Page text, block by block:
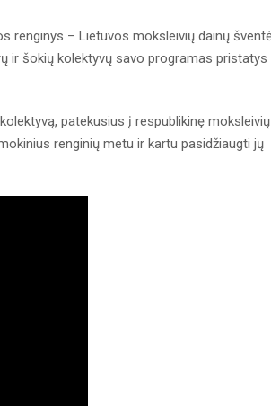
renginys – Lietuvos moksleivių dainų
ir šokių kolektyvų savo programas pristatys
patekusius į respublikinę moksleivių
renginių metu ir kartu pasidžiaugti jų